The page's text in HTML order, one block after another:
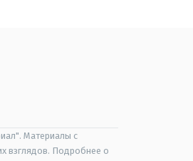
Материалы с
взглядов. Подробнее о